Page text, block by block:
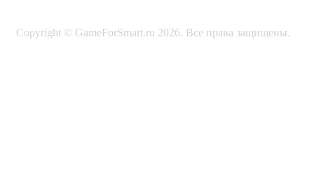
Copyright © GameForSmart.ru 2026. Все права защищены.